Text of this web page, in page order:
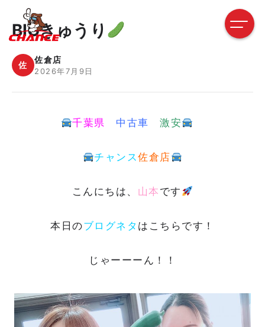
BIGきゅうり
佐
佐倉店
2026年7月9日
千葉県 中古車 激安
チャンス佐倉店
こんにちは、 山本 です
本日のブログネタ はこちらです！
じゃーーーん！！